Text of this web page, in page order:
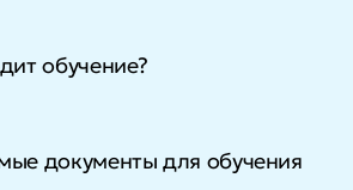
обучение?
документы для обучения